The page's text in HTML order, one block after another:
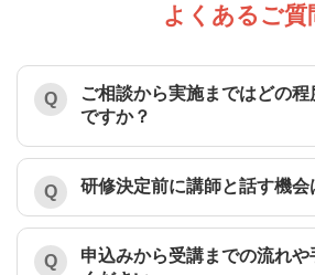
よくあるご質
ご相談から実施まではどの
ですか？
研修決定前に講師と話す機会
申込みから受講までの流れや